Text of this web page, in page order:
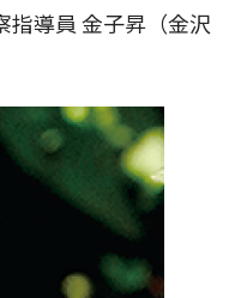
指導員 金子昇（金沢